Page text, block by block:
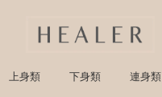
上身類 下身類 連身類